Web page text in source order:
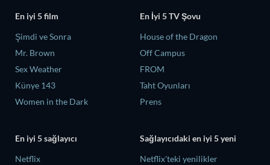
En iyi 5 film
Şimdi ve Sonra
Mr. Brown
Sex Weather
Künye 143
Women in the Dark
En İyi 5 TV Şovu
House of the Dragon
Off Campus
FROM
Taht Oyunları
Prens
En iyi 5 sağlayıcı
Netflix
Sağlayıcıdaki en iyi 5 yeni
Netflix'teki yenilikler